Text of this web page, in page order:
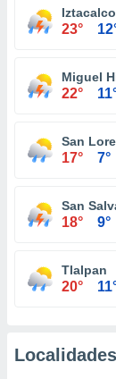
Iztacalco
23°
Miguel
22°
San
17° 7°
San
18° 9°
Tlalpan
20°